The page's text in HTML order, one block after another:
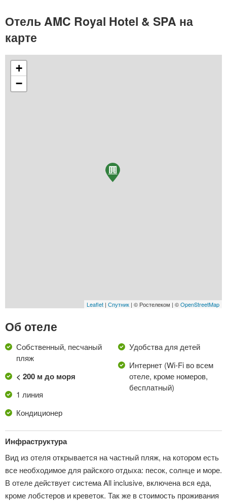
Отель AMC Royal Hotel & SPA на
карте
+
−
Leaflet | Спутник | © Ростелеком | ©OpenStreetMap
Об отеле
Собственный, песчаный
пляж
< 200 м до моря
1 линия
Кондиционер
Удобства для детей
Интернет (Wi-Fi во всем
отеле, кроме номеров,
бесплатный)
Инфраструктура
Вид из отеля открывается на частный пляж, на котором есть
все необходимое для райского отдыха: песок, солнце и море.
В отеле действует система All inclusive, включена вся еда,
кроме лобстеров и креветок. Так же в стоимость проживания